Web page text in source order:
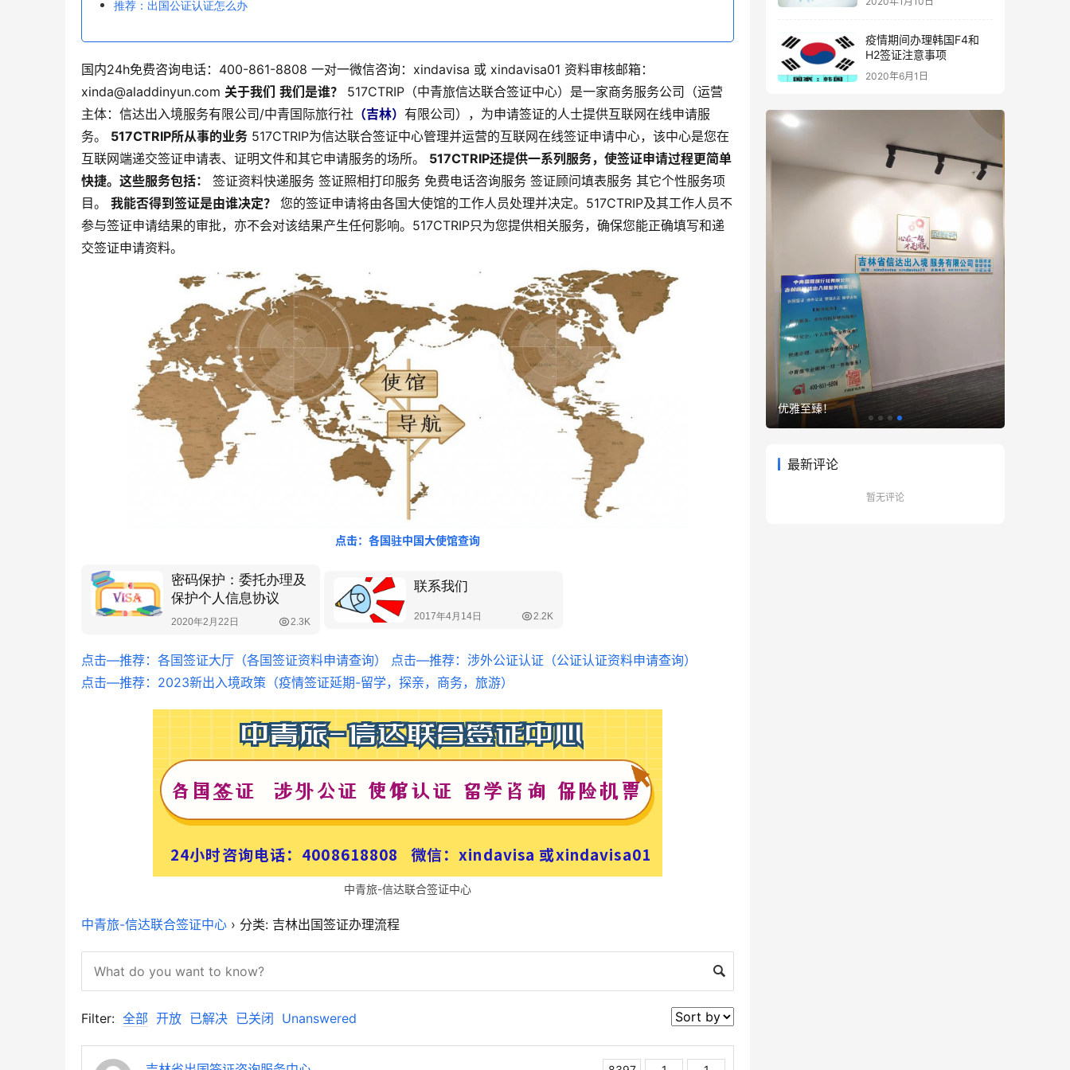
推荐：出国公证认证怎么办
国内24h免费咨询电话：400-861-8808 一对一微信咨询：xindavisa 或 xindavisa01 资料审核邮箱：
xinda@aladdinyun.com 关于我们 我们是谁？
517CTRIP（中青旅信达联合签证中心）是一家商务服务公司（运营
主体：信达出入境服务有限公司/中青国际旅行社 （吉林） 有限公司），为申请签证的人士提供互联网在线申请服
务。 517CTRIP所从事的业务 517CTRIP为信达联合签证中心管理并运营的互联网在线签证申请中心，该中心是您在
互联网端递交签证申请表、证明文件和其它申请服务的场所。 517CTRIP还提供一系列服务，使签证申请过程更简单
快捷。这些服务包括：
签证资料快递服务 签证照相打印服务 免费电话咨询服务 签证顾问填表服务 其它个性服务项
目。 我能否得到签证是由谁决定？
您的签证申请将由各国大使馆的工作人员处理并决定。517CTRIP及其工作人员不
参与签证申请结果的审批，亦不会对该结果产生任何影响。517CTRIP只为您提供相关服务，确保您能正确填写和递
交签证申请资料。
点击：各国驻中国大使馆查询
点击—推荐：各国签证大厅（各国签证资料申请查询）
点击—推荐：涉外公证认证（公证认证资料申请查询）
点击—推荐：2023新出入境政策（疫情签证延期-留学，探亲，商务，旅游）
中青旅-信达联合签证中心
中青旅-信达联合签证中心 › 分类: 吉林出国签证办理流程
Filter: 全部 开放 已解决 已关闭 Unanswered
疫情期间办理韩国F4和
H2签证注意事项
2020年6月1日
中青旅信达联合签证中心
客户咨询服务台 精心打造办公环境 优雅至臻！
最新评论
暂无评论